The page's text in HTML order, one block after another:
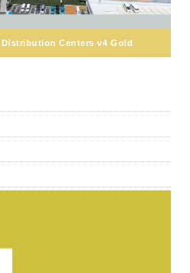
Distribution Centers v4 Gold